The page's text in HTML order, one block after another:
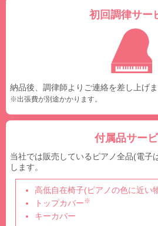
初回調律サー
納品後、調律師よりご連絡を差し上げま
※出張費が別途かかります。
付属品サー
当社では販売しているピアノ全品(電子
します。
高低自在椅子(ピアノの色に近い
トップカバー※
キーカバー